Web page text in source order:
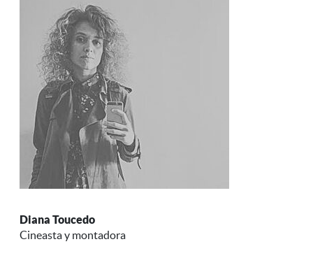
Diana Toucedo
Cineasta y montadora